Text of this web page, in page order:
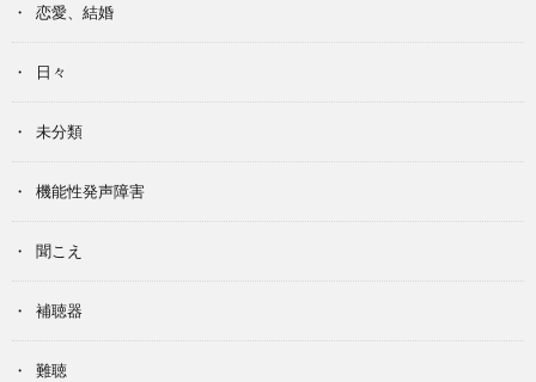
恋愛、結婚
日々
未分類
機能性発声障害
聞こえ
補聴器
難聴